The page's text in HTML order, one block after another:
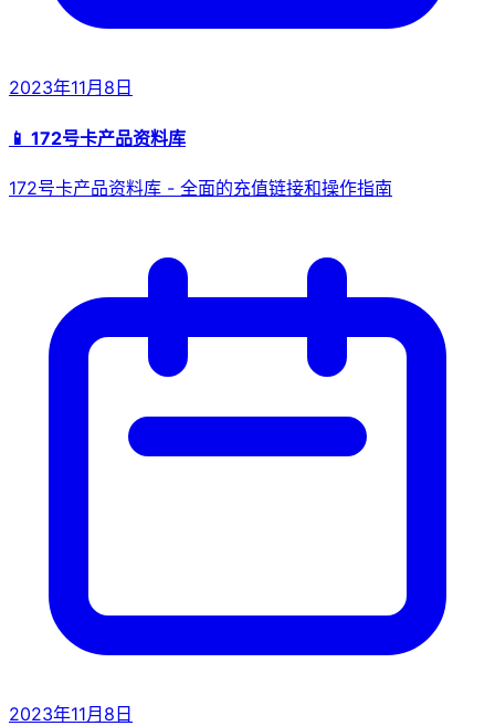
2023年11月8日
📱 172号卡产品资料库
172号卡产品资料库 - 全面的充值链接和操作指南
2023年11月8日